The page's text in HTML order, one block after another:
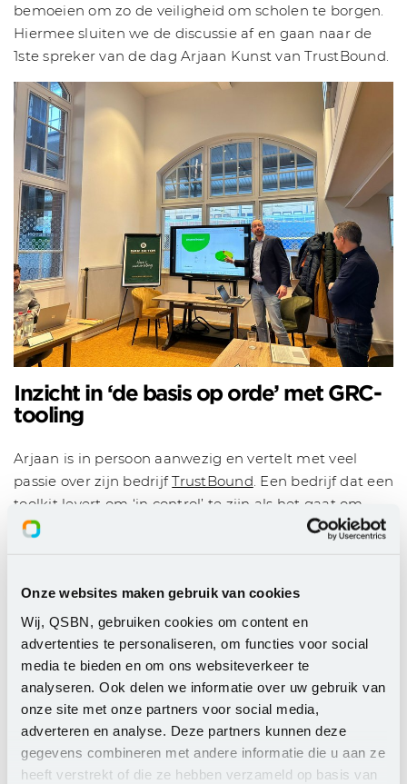
Onze websites maken gebruik van cookies
Wij, QSBN, gebruiken cookies om content en
advertenties te personaliseren, om functies voor social
media te bieden en om ons websiteverkeer te
analyseren. Ook delen we informatie over uw gebruik van
onze site met onze partners voor social media,
adverteren en analyse. Deze partners kunnen deze
gegevens combineren met andere informatie die u aan ze
heeft verstrekt of die ze hebben verzameld op basis van
bemoeien om zo de veiligheid om scholen te borgen.
Hiermee sluiten we de discussie af en gaan naar de
1ste spreker van de dag Arjaan Kunst van TrustBound.
Inzicht in ‘de basis op orde’ met GRC-
tooling
Arjaan is in persoon aanwezig en vertelt met veel
passie over zijn bedrijfTrustBound. Een bedrijf dat een
toolkit levert om ‘in control’ te zijn als het gaat om
GRC: Governance, Risk Management en Compliance.
Na een korte presentatie geeft Arjaan een live demo
waarin goede rapportages, actiepuntoverzichten en
dashboards te zien zijn.
is het normenkader, specifiek voor het VO en PO,
ingebouwd in de tooling. Je kan daardoor doelgericht
aan de slag met de verschillende fases van het
normenkader. De GRC-tool is visueel erg sterk met de